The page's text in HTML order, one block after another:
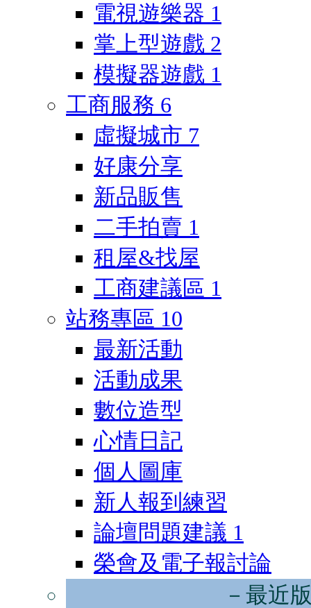
電視遊樂器 1
掌上型遊戲 2
模擬器遊戲 1
工商服務 6
虛擬城市 7
好康分享
新品販售
二手拍賣 1
租屋&找屋
工商建議區 1
站務專區 10
最新活動
活動成果
數位造型
心情日記
個人圖庫
新人報到練習
論壇問題建議 1
榮會及電子報討論
－最近